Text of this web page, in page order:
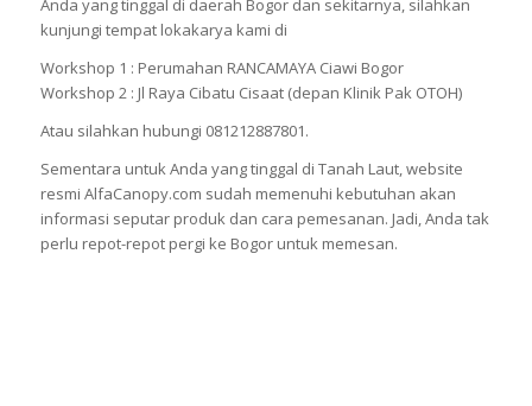
Anda yang tinggal di daerah Bogor dan sekitarnya, silahkan
kunjungi tempat lokakarya kami di
Workshop 1 : Perumahan RANCAMAYA Ciawi Bogor
Workshop 2 : Jl Raya Cibatu Cisaat (depan Klinik Pak OTOH)
Atau silahkan hubungi 081212887801.
Sementara untuk Anda yang tinggal di Tanah Laut, website
resmi AlfaCanopy.com sudah memenuhi kebutuhan akan
informasi seputar produk dan cara pemesanan. Jadi, Anda tak
perlu repot-repot pergi ke Bogor untuk memesan.